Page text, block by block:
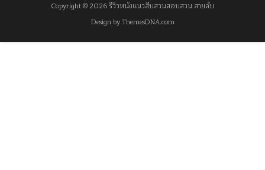
Copyright © 2026 รีวิวหนังแนวสืบสวนสอบสวน สายลับ
Design by ThemesDNA.com